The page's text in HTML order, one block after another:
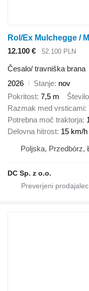
12.100 € 52.100 PLN
Česalo/ travniška brana
2026
Stanje nov
Pokritost 7,5 m
Razmak med vrsticami
Potrebna moč traktorja
Delovna hitrost 15 km/h
Poljska, Przedbórz,
DC Sp. z o.o.